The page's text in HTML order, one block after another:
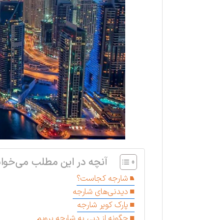
آنچه در این مطلب
شارجه کجاست؟
دیدنی‌های شارجه
پارک کویر شارجه